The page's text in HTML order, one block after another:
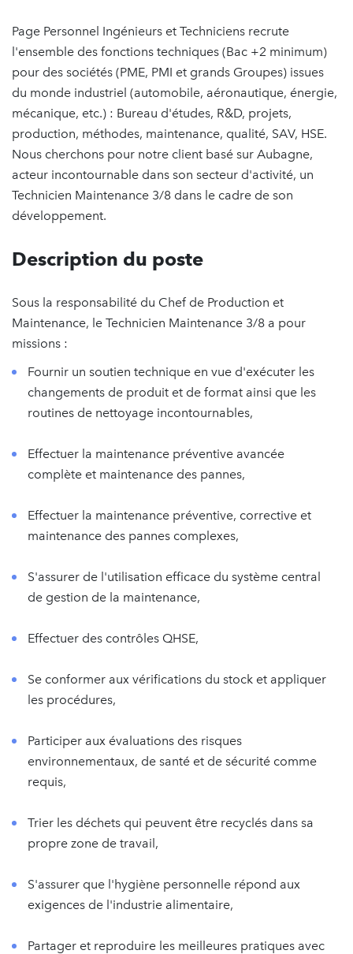
Page Personnel Ingénieurs et Techniciens recrute
l'ensemble des fonctions techniques (Bac +2 minimum)
pour des sociétés (PME, PMI et grands Groupes) issues
du monde industriel (automobile, aéronautique, énergie,
mécanique, etc.) : Bureau d'études, R&D, projets,
production, méthodes, maintenance, qualité, SAV, HSE.
Nous cherchons pour notre client basé sur Aubagne,
acteur incontournable dans son secteur d'activité, un
Technicien Maintenance 3/8 dans le cadre de son
développement.
Description du poste
Sous la responsabilité du Chef de Production et
Maintenance, le Technicien Maintenance 3/8 a pour
missions :
Fournir un soutien technique en vue d'exécuter les
changements de produit et de format ainsi que les
routines de nettoyage incontournables,
Effectuer la maintenance préventive avancée
complète et maintenance des pannes,
Effectuer la maintenance préventive, corrective et
maintenance des pannes complexes,
S'assurer de l'utilisation efficace du système central
de gestion de la maintenance,
Effectuer des contrôles QHSE,
Se conformer aux vérifications du stock et appliquer
les procédures,
Participer aux évaluations des risques
environnementaux, de santé et de sécurité comme
requis,
Trier les déchets qui peuvent être recyclés dans sa
propre zone de travail,
S'assurer que l'hygiène personnelle répond aux
exigences de l'industrie alimentaire,
Partager et reproduire les meilleures pratiques avec